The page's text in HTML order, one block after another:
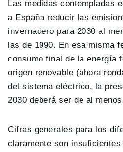
Las medidas contempladas
a España reducir las
invernadero para 2030 al
las de 1990. En esa misma
consumo final de la energía
origen renovable (ahora
del sistema eléctrico, la
2030 deberá ser de al
Cifras generales para los
claramente son insuficientes